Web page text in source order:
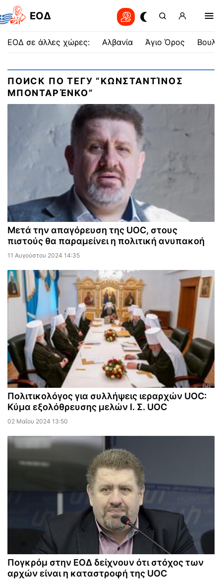
EOΔ
ΕΟΔ σε άλλες χώρες: Αλβανία Άγιο Όρος
ПОИСК ПО ТЕГУ “ΚΩΝΣΤΑΝΤΊΝΟΣ
ΜΠΟΝΤΑΡΈΝΚΟ”
Μετά την απαγόρευση της UOC, στους
πιστούς θα παραμείνει η πολιτική ανυπακοή
11 Αυγούστου 2024 14:35
Πολιτικολόγος για συλλήψεις ιεραρχών UOC:
Κύμα εξολόθρευσης μελών Ι. Σ. UOC
02 Μαΐου 2024 13:50
Πογκρόμ στην ΕΟΔ δείχνουν ότι στόχος των
αρχών είναι η καταστροφή της UOC